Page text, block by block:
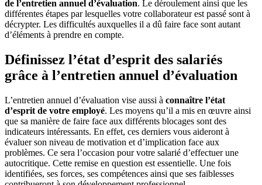
de l’entretien annuel d’évaluation. Le déroulement ainsi que les
différentes étapes par lesquelles votre collaborateur est passé sont à
décrypter. Les difficultés auxquelles il a dû faire face sont autant
d’éléments à prendre en compte.
Définissez l’état d’esprit des salariés
grâce à l’entretien annuel d’évaluation
L’entretien annuel d’évaluation vise aussi à connaître l’état
d’esprit de votre employé. Les moyens qu’il a mis en œuvre ainsi
que sa manière de faire face aux différents blocages sont des
indicateurs intéressants. En effet, ces derniers vous aideront à
évaluer son niveau de motivation et d’implication face aux
problèmes. Ce sera l’occasion pour votre salarié d’effectuer une
autocritique. Cette remise en question est essentielle. Une fois
identifiées, ses forces, ses compétences ainsi que ses faiblesses